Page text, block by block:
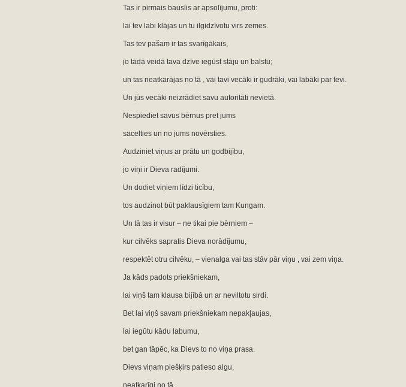
Tas ir pirmais bauslis ar apsolījumu, proti:
lai tev labi klājas un tu ilgidzīvotu virs zemes.
Tas tev pašam ir tas svarīgākais,
jo tādā veidā tava dzīve iegūst stāju un balstu;
un tas neatkarājas no tā , vai tavi vecāki ir gudrāki, vai labāki par tevi.
Un jūs vecāki neizrādiet savu autoritāti nevietā.
Nespiediet savus bērnus pret jums
sacelties un no jums novērsties.
Audziniet viņus ar prātu un godbijību,
jo viņi ir Dieva radījumi.
Un dodiet viņiem līdzi ticību,
tos audzinot būt paklausīgiem tam Kungam.
Un tā tas ir visur – ne tikai pie bērniem –
kur cilvēks sapratis Dieva norādījumu,
respektēt otru cilvēku, – vienalga vai tas stāv pār viņu , vai zem viņa.
Ja kāds padots priekšniekam,
lai viņš tam klausa bijībā un ar neviltotu sirdi.
Bet lai viņš savam priekšniekam nepakļaujas,
lai iegūtu kādu labumu,
bet gan tāpēc, ka Dievs to no viņa prasa.
Dievs viņam piešķirs patieso algu,
neatkarīgi no tā,